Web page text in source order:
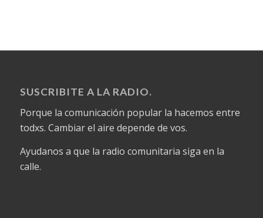
SUSCRIBITE A LA RADIO.
Porque la comunicación popular la hacemos entre
todxs. Cambiar el aire depende de vos.
Ayudanos a que la radio comunitaria siga en la
calle.